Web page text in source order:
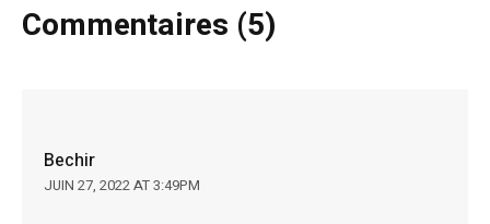
Commentaires (5)
Bechir
JUIN 27, 2022 AT 3:49PM